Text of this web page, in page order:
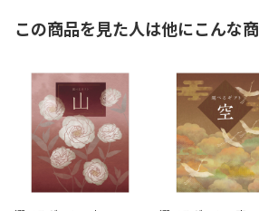
この商品を見た人は他にこんな